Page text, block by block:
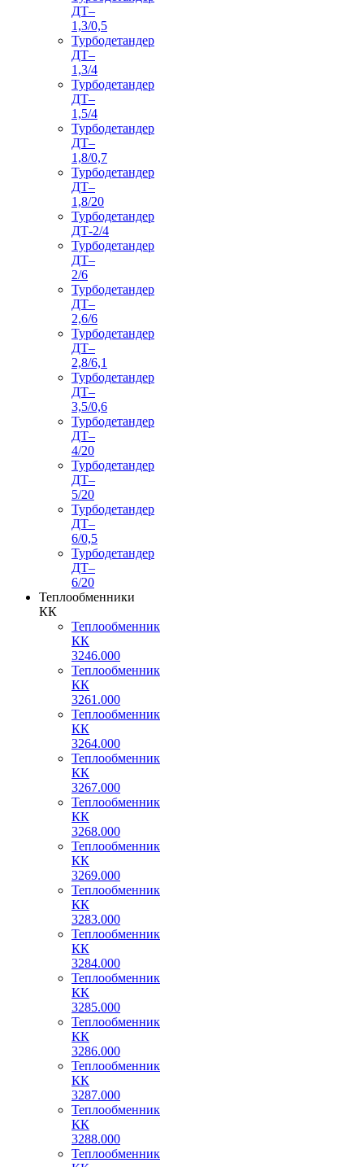
ДТ–
1,3/0,5
Турбодетандер
ДТ–
1,3/4
Турбодетандер
ДТ–
1,5/4
Турбодетандер
ДТ–
1,8/0,7
Турбодетандер
ДТ–
1,8/20
Турбодетандер
ДТ-2/4
Турбодетандер
ДТ–
2/6
Турбодетандер
ДТ–
2,6/6
Турбодетандер
ДТ–
2,8/6,1
Турбодетандер
ДТ–
3,5/0,6
Турбодетандер
ДТ–
4/20
Турбодетандер
ДТ–
5/20
Турбодетандер
ДТ–
6/0,5
Турбодетандер
ДТ–
6/20
Теплообменники
КК
Теплообменник
КК
3246.000
Теплообменник
КК
3261.000
Теплообменник
КК
3264.000
Теплообменник
КК
3267.000
Теплообменник
КК
3268.000
Теплообменник
КК
3269.000
Теплообменник
КК
3283.000
Теплообменник
КК
3284.000
Теплообменник
КК
3285.000
Теплообменник
КК
3286.000
Теплообменник
КК
3287.000
Теплообменник
КК
3288.000
Теплообменник